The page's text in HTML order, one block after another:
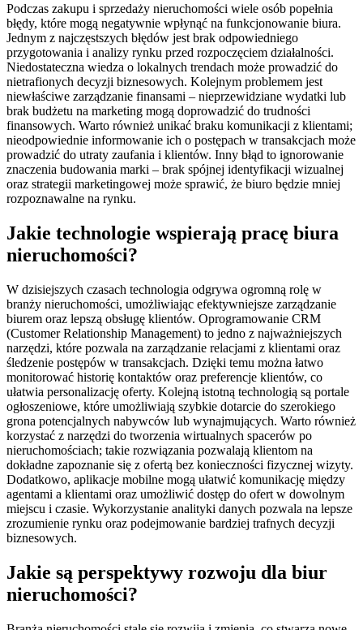
Podczas zakupu i sprzedaży nieruchomości wiele osób popełnia
błędy, które mogą negatywnie wpłynąć na funkcjonowanie biura.
Jednym z najczęstszych błędów jest brak odpowiedniego
przygotowania i analizy rynku przed rozpoczęciem działalności.
Niedostateczna wiedza o lokalnych trendach może prowadzić do
nietrafionych decyzji biznesowych. Kolejnym problemem jest
niewłaściwe zarządzanie finansami – nieprzewidziane wydatki lub
brak budżetu na marketing mogą doprowadzić do trudności
finansowych. Warto również unikać braku komunikacji z klientami;
nieodpowiednie informowanie ich o postępach w transakcjach może
prowadzić do utraty zaufania i klientów. Inny błąd to ignorowanie
znaczenia budowania marki – brak spójnej identyfikacji wizualnej
oraz strategii marketingowej może sprawić, że biuro będzie mniej
rozpoznawalne na rynku.
Jakie technologie wspierają pracę biura
nieruchomości?
W dzisiejszych czasach technologia odgrywa ogromną rolę w
branży nieruchomości, umożliwiając efektywniejsze zarządzanie
biurem oraz lepszą obsługę klientów. Oprogramowanie CRM
(Customer Relationship Management) to jedno z najważniejszych
narzędzi, które pozwala na zarządzanie relacjami z klientami oraz
śledzenie postępów w transakcjach. Dzięki temu można łatwo
monitorować historię kontaktów oraz preferencje klientów, co
ułatwia personalizację oferty. Kolejną istotną technologią są portale
ogłoszeniowe, które umożliwiają szybkie dotarcie do szerokiego
grona potencjalnych nabywców lub wynajmujących. Warto również
korzystać z narzędzi do tworzenia wirtualnych spacerów po
nieruchomościach; takie rozwiązania pozwalają klientom na
dokładne zapoznanie się z ofertą bez konieczności fizycznej wizyty.
Dodatkowo, aplikacje mobilne mogą ułatwić komunikację między
agentami a klientami oraz umożliwić dostęp do ofert w dowolnym
miejscu i czasie. Wykorzystanie analityki danych pozwala na lepsze
zrozumienie rynku oraz podejmowanie bardziej trafnych decyzji
biznesowych.
Jakie są perspektywy rozwoju dla biur
nieruchomości?